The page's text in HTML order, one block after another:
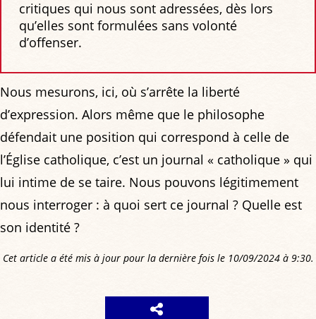
critiques qui nous sont adressées, dès lors
qu’elles sont formulées sans volonté
d’offenser.
Nous mesurons, ici, où s’arrête la liberté
d’expression. Alors même que le philosophe
défendait une position qui correspond à celle de
l’Église catholique, c’est un journal « catholique » qui
lui intime de se taire. Nous pouvons légitimement
nous interroger : à quoi sert ce journal ? Quelle est
son identité ?
Cet article a été mis à jour pour la dernière fois le 10/09/2024 à 9:30.